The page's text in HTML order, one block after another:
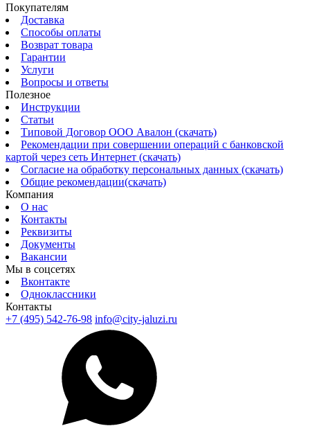
Покупателям
Доставка
Способы оплаты
Возврат товара
Гарантии
Услуги
Вопросы и ответы
Полезное
Инструкции
Статьи
Типовой Договор ООО Авалон (скачать)
Рекомендации при совершении операций с банковской
картой через сеть Интернет (скачать)
Согласие на обработку персональных данных (скачать)
Общие рекомендации(скачать)
Компания
О нас
Контакты
Реквизиты
Документы
Вакансии
Мы в соцсетях
Вконтакте
Одноклассники
Контакты
+7 (495) 542-76-98 info@city-jaluzi.ru